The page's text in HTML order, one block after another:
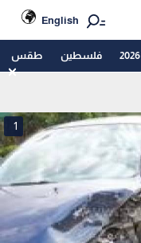
English
فلسطين طقس
1